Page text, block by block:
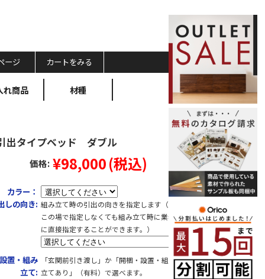
ージ カートをみる
れ商品 材種
出タイプベッド ダブル
価格: ¥98,000(税込)
カラー：
しの向き: 組み立て時の引出の向きを指定します（※
この場で指定しなくても組み立て時に業者
に直接指定することができます。）
置・組み
立て:
「玄関前引き渡し」か「開梱・設置・組み
立てあり」（有料）で選べます。